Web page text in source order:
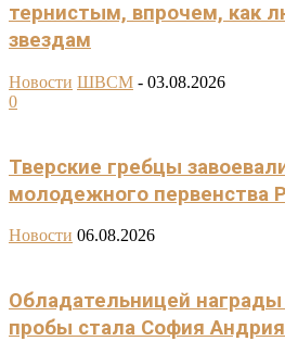
тернистым, впрочем, как
звездам
Новости ШВСМ - 03.08.2026
0
Тверские гребцы
молодежного первенства
Новости 06.08.2026
Обладательницей награды
пробы стала София